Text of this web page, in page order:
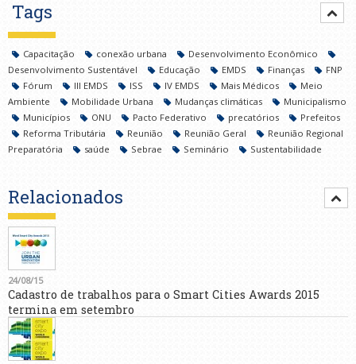
Tags
Capacitação conexão urbana
Desenvolvimento Econômico
Desenvolvimento Sustentável
Educação EMDS Finanças
FNP
Fórum
III EMDS ISS IV EMDS Mais Médicos
Meio
Ambiente
Mobilidade Urbana Mudanças climáticas
Municipalismo
Municípios
ONU Pacto Federativo precatórios
Prefeitos
Reforma Tributária
Reunião Reunião Geral
Reunião Regional
Preparatória
saúde Sebrae Seminário Sustentabilidade
Relacionados
24/08/15
Cadastro de trabalhos para o Smart Cities Awards 2015
termina em setembro